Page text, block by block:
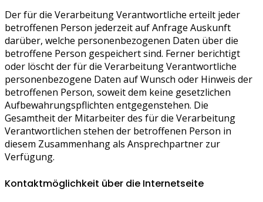
Der für die Verarbeitung Verantwortliche erteilt jeder
betroffenen Person jederzeit auf Anfrage Auskunft
darüber, welche personenbezogenen Daten über die
betroffene Person gespeichert sind. Ferner berichtigt
oder löscht der für die Verarbeitung Verantwortliche
personenbezogene Daten auf Wunsch oder Hinweis der
betroffenen Person, soweit dem keine gesetzlichen
Aufbewahrungspflichten entgegenstehen. Die
Gesamtheit der Mitarbeiter des für die Verarbeitung
Verantwortlichen stehen der betroffenen Person in
diesem Zusammenhang als Ansprechpartner zur
Verfügung.
Kontaktmöglichkeit über die Internetseite